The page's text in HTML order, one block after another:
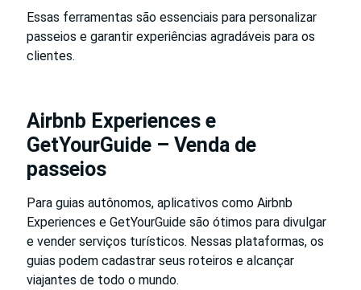
Essas ferramentas são essenciais para personalizar
passeios e garantir experiências agradáveis para os
clientes.
Airbnb Experiences e
GetYourGuide – Venda de
passeios
Para guias autônomos, aplicativos como Airbnb
Experiences e GetYourGuide são ótimos para divulgar
e vender serviços turísticos. Nessas plataformas, os
guias podem cadastrar seus roteiros e alcançar
viajantes de todo o mundo.